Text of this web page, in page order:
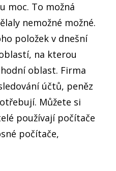
moc. To možná
nemožné možné.
položek v dnešní
na kterou
oblast. Firma
účtů, peněz
Můžete si
používají počítače
počítače,